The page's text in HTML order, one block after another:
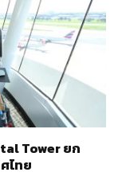
Tower ยก
ไทย